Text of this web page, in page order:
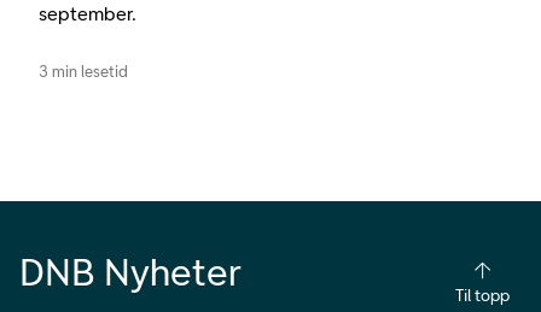
september.
3 min lesetid
DNB Nyheter
Til topp